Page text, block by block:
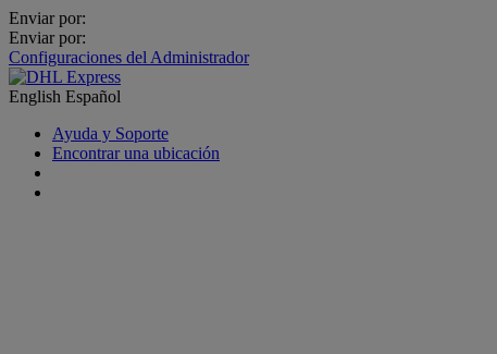
Enviar por:
Enviar por:
Configuraciones del Administrador
English Español
Ayuda y Soporte
Encontrar una ubicación